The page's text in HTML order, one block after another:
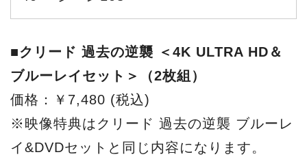
■クリード 過去の逆襲 ＜4K ULTRA HD＆
ブルーレイセット＞（2枚組）
価格：￥7,480 (税込)
※映像特典はクリード 過去の逆襲 ブルーレ
イ&DVDセットと同じ内容になります。